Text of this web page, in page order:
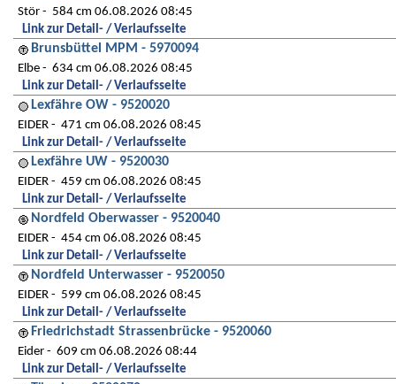
Stör
584 cm 06.08.2026 08:45
Link zur Detail- / Verlaufsseite
Brunsbüttel MPM - 5970094
Elbe
634 cm 06.08.2026 08:45
Link zur Detail- / Verlaufsseite
Lexfähre OW - 9520020
EIDER
471 cm 06.08.2026 08:45
Link zur Detail- / Verlaufsseite
Lexfähre UW - 9520030
EIDER
459 cm 06.08.2026 08:45
Link zur Detail- / Verlaufsseite
Nordfeld Oberwasser - 9520040
EIDER
454 cm 06.08.2026 08:45
Link zur Detail- / Verlaufsseite
Nordfeld Unterwasser - 9520050
EIDER
599 cm 06.08.2026 08:45
Link zur Detail- / Verlaufsseite
Friedrichstadt Strassenbrücke - 9520060
Eider
609 cm 06.08.2026 08:44
Link zur Detail- / Verlaufsseite